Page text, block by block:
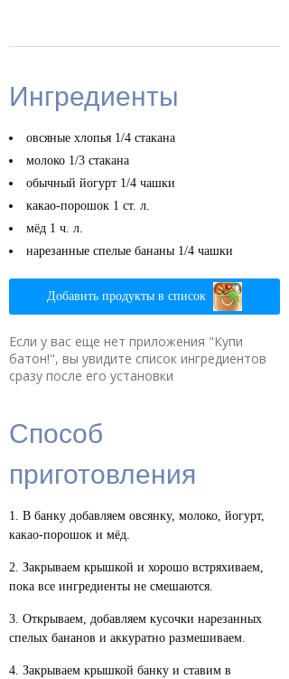
Ингредиенты
овсяные хлопья 1/4 стакана
молоко 1/3 стакана
обычный йогурт 1/4 чашки
какао-порошок 1 ст. л.
мёд 1 ч. л.
нарезанные спелые бананы 1/4 чашки
Добавить продукты в список
Если у вас еще нет приложения "Купи
батон!", вы увидите список ингредиентов
сразу после его установки
Способ
приготовления
В банку добавляем овсянку, молоко, йогурт,
какао-порошок и мёд.
Закрываем крышкой и хорошо встряхиваем,
пока все ингредиенты не смешаются.
Открываем, добавляем кусочки нарезанных
спелых бананов и аккуратно размешиваем.
Закрываем крышкой банку и ставим в